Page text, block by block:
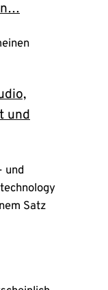
und
und
Satz